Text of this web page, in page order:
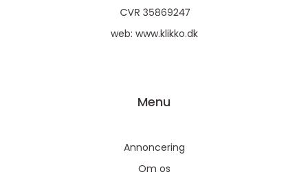
web: www.klikko.dk
Menu
Annoncering
Om os